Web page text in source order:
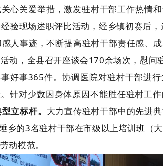
心关爱举措，激发驻村干部工作热情
验现场述职评比活动，经乡镇初赛后
人事迹，不断提高驻村干部责任感、
动，全县召开座谈会170余场次，慰问
好事365件。 协调医院对驻村干部进
针对少数因身体原因不能胜任驻村工
立标杆。 大力宣传驻村干部中的先进
乡的3名驻村干部在市级以上培训班（
动模范。